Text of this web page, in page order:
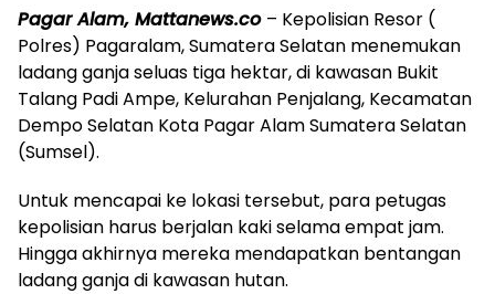
Pagar Alam, Mattanews.co – Kepolisian Resor (
Polres) Pagaralam, Sumatera Selatan menemukan
ladang ganja seluas tiga hektar, di kawasan Bukit
Talang Padi Ampe, Kelurahan Penjalang, Kecamatan
Dempo Selatan Kota Pagar Alam Sumatera Selatan
(Sumsel).
Untuk mencapai ke lokasi tersebut, para petugas
kepolisian harus berjalan kaki selama empat jam.
Hingga akhirnya mereka mendapatkan bentangan
ladang ganja di kawasan hutan.